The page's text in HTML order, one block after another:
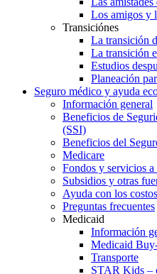
Los amigos y
Transiciónes
La transición
La transición
Estudios
Planeación
Seguro médico y ayuda
Información general
Beneficios de
(SSI)
Beneficios del
Medicare
Fondos y servicios
Subsidios y otras
Ayuda con los
Preguntas frecuentes
Medicaid
Información
Medicaid
Transporte
STAR Kids –